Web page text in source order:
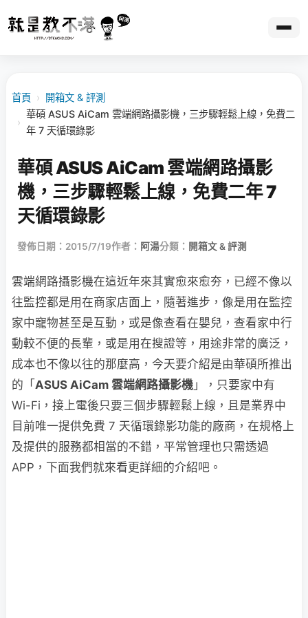
首頁 › 開箱文 & 評測
›
華碩 ASUS AiCam 雲端網路攝影機，三步驟輕鬆上線，免費二
年 7 天循環錄影
華碩 ASUS AiCam 雲端網路攝影
機，三步驟輕鬆上線，免費二年 7
天循環錄影
發佈日期：2015/7/19作者： 阿湯分類： 開箱文 & 評測
雲端網路攝影機在這近年來其實愈來愈夯，已經不像以
往監控都是用在商家店面上，隨著進步，像是用在監控
家中寵物甚至是互動，或是像查看在嬰兒，查看家中行
動較不便的長輩，或是用在搜證等，用途非常的廣泛，
成本也不像以往的那麼高，今天要介紹是由華碩所推出
的「 ASUS AiCam 雲端網路攝影機 」，只要家中有
Wi-Fi，接上電後只要三個步驟輕鬆上線，且是業界中
目前唯一提供免費 7 天循環錄影功能的廠商，在規格上
及提供的服務都相當的不錯，平常管理也只需透過
APP，下面我們就來看更詳細的介紹吧。